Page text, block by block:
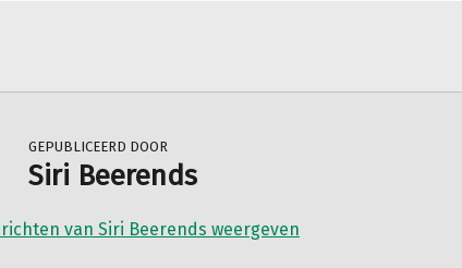
GEPUBLICEERD DOOR
Siri Beerends
van Siri Beerends weergeven